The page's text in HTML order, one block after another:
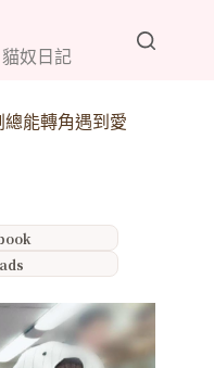
奴日記
能轉角遇到愛